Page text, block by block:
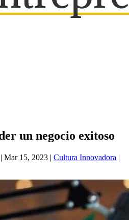
un negocio exitoso
| Mar 15, 2023 | Cultura Innovadora |